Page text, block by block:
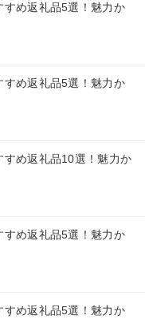
め返礼品5選！魅力か
すめ返礼品5選！魅力か
め返礼品10選！魅力か
め返礼品5選！魅力か
すめ返礼品5選！魅力か